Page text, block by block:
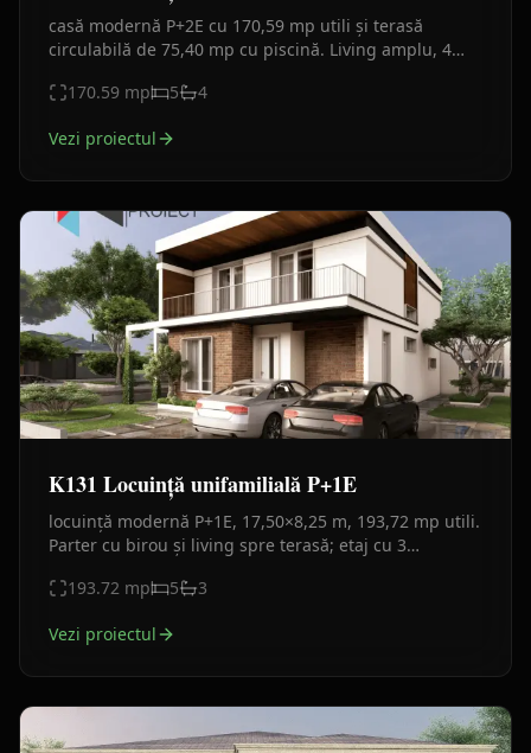
casă modernă P+2E cu 170,59 mp utili și terasă
circulabilă de 75,40 mp cu piscină. Living amplu, 4
dinamică.
170.59 mp 5 4
Vezi proiectul
K131 Locuință unifamilială P+1E
locuință modernă P+1E, 17,50×8,25 m, 193,72 mp utili.
Parter cu birou și living spre terasă; etaj cu 3
tencuială
193.72 mp 5 3
Vezi proiectul